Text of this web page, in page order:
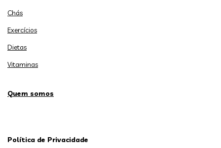
Chás
Exercícios
Dietas
Vitaminas
Quem somos
Política de Privacidade